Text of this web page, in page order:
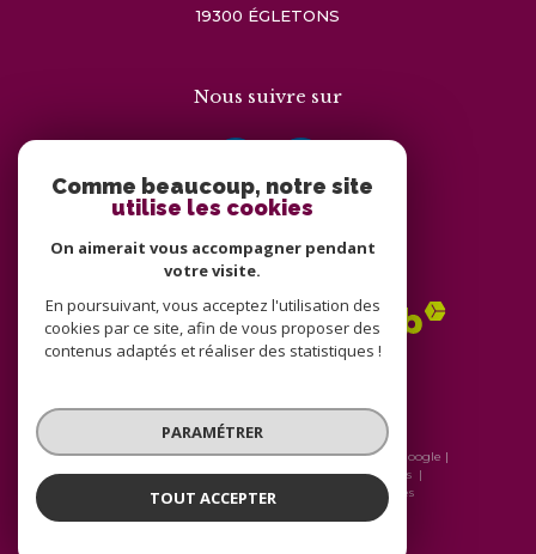
19300
ÉGLETONS
Nous suivre sur
Adhérents
© 2026 | Tous droits réservés | Traduction powered by Google |
Nos honoraires
Plan du site
Mentions légales
Admin
Nos liens Politique RGPD Cookies
Comme beaucoup, notre site
utilise les cookies
On aimerait vous accompagner pendant
votre visite.
En poursuivant, vous acceptez l'utilisation des
cookies par ce site, afin de vous proposer des
contenus adaptés et réaliser des statistiques !
PARAMÉTRER
TOUT ACCEPTER